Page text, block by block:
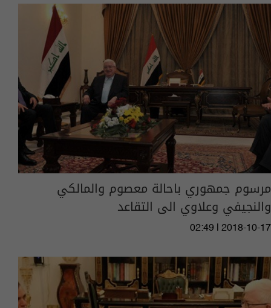
مرسوم جمهوري باحالة معصوم والمالكي
والنجيفي وعلاوي الى التقاعد
02:49 | 2018-10-17